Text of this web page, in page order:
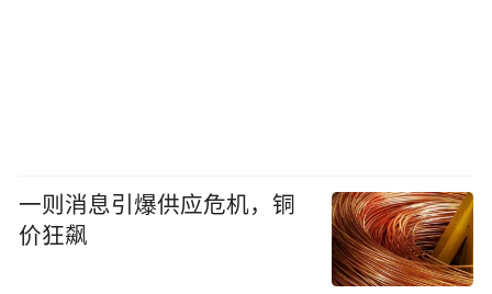
一则消息引爆供应危机，铜
价狂飙